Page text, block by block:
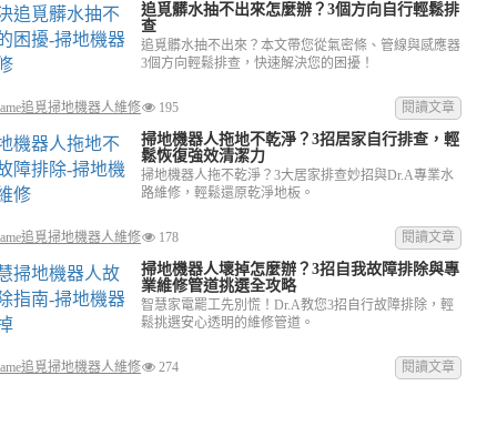
追覓髒水抽不出來怎麼辦？3個方向自行輕鬆排
查
追覓髒水抽不出來？本文帶您從氣密條、管線與感應器
3個方向輕鬆排查，快速解決您的困擾！
追覓掃地機器人維修 195 閱讀文章
掃地機器人拖地不乾淨？3招居家自行排查，輕
鬆恢復強效清潔力
掃地機器人拖不乾淨？3大居家排查妙招與Dr.A專業水
路維修，輕鬆還原乾淨地板。
追覓掃地機器人維修 178 閱讀文章
掃地機器人壞掉怎麼辦？3招自我故障排除與專
業維修管道挑選全攻略
智慧家電罷工先別慌！Dr.A教您3招自行故障排除，輕
鬆挑選安心透明的維修管道。
追覓掃地機器人維修 274 閱讀文章